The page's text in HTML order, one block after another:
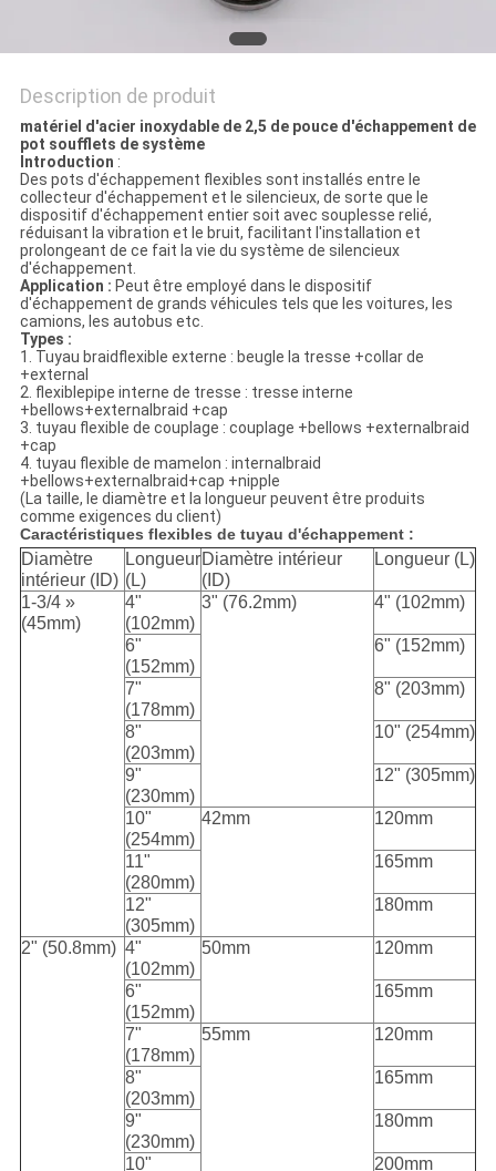
Description de produit
matériel d'acier inoxydable de 2,5 de pouce d'échappement de
pot soufflets de système
Introduction :
Des pots d'échappement flexibles sont installés entre le
collecteur d'échappement et le silencieux, de sorte que le
dispositif d'échappement entier soit avec souplesse relié,
réduisant la vibration et le bruit, facilitant l'installation et
prolongeant de ce fait la vie du système de silencieux
d'échappement.
Application : Peut être employé dans le dispositif
d'échappement de grands véhicules tels que les voitures, les
camions, les autobus etc.
Types :
1. Tuyau braidflexible externe : beugle la tresse +collar de
+external
2. flexiblepipe interne de tresse : tresse interne
+bellows+externalbraid +cap
3. tuyau flexible de couplage : couplage +bellows +externalbraid
+cap
4. tuyau flexible de mamelon : internalbraid
+bellows+externalbraid+cap +nipple
(La taille, le diamètre et la longueur peuvent être produits
comme exigences du client)
Caractéristiques flexibles de tuyau d'échappement :
Diamètre
intérieur (ID)
Longueur
(L)
Diamètre intérieur
(ID)
Longueur (L)
1-3/4 »
(45mm)
4"
(102mm)
3" (76.2mm) 4" (102mm)
6"
(152mm)
6" (152mm)
7"
(178mm)
8" (203mm)
8"
(203mm)
10" (254mm)
9"
(230mm)
12" (305mm)
10"
(254mm)
42mm 120mm
11"
(280mm)
165mm
12"
(305mm)
180mm
2" (50.8mm) 4"
(102mm)
50mm 120mm
6"
(152mm)
165mm
7"
(178mm)
55mm 120mm
8"
(203mm)
165mm
9"
(230mm)
180mm
10" 200mm